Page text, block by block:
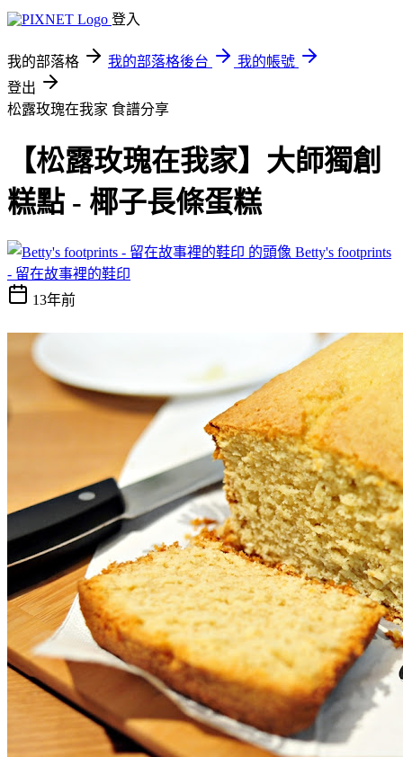
登入
我的部落格 我的部落格後台
我的帳號
登出
松露玫瑰在我家 食譜分享
【松露玫瑰在我家】大師獨創
糕點 - 椰子長條蛋糕
Betty's footprints
- 留在故事裡的鞋印
13年前